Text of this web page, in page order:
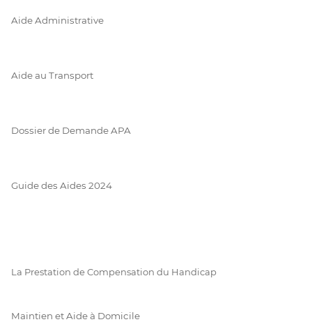
Aide Administrative
Aide au Transport
Dossier de Demande APA
Guide des Aides 2024
La Prestation de Compensation du Handicap
Maintien et Aide à Domicile